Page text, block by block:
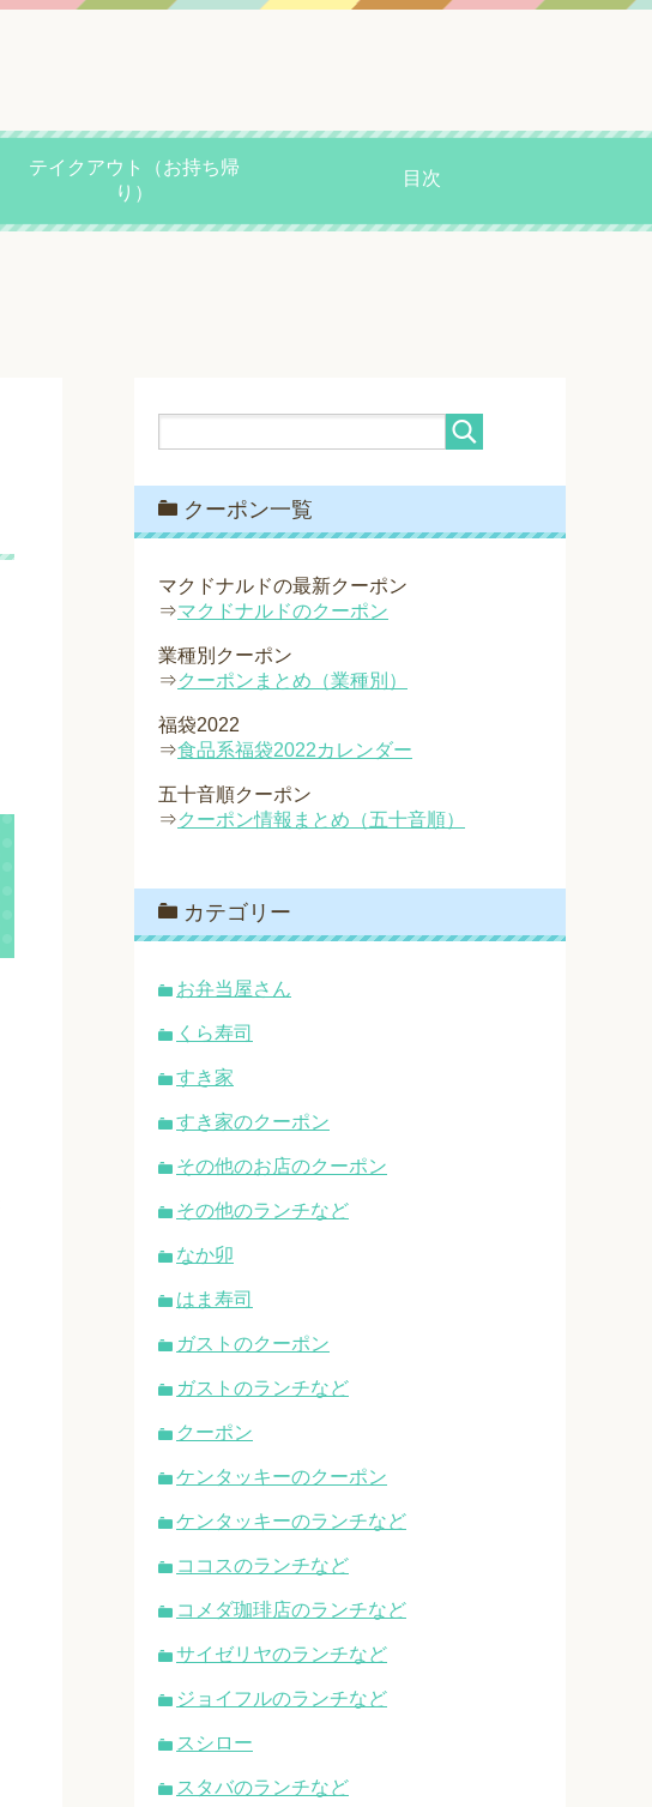
テイクアウト（お持ち帰
り）
目次
クーポン一覧
マクドナルドの最新クーポン
⇒マクドナルドのクーポン
業種別クーポン
⇒クーポンまとめ（業種別）
福袋2022
⇒食品系福袋2022カレンダー
五十音順クーポン
⇒クーポン情報まとめ（五十音順）
カテゴリー
お弁当屋さん
くら寿司
すき家
すき家のクーポン
その他のお店のクーポン
その他のランチなど
なか卯
はま寿司
ガストのクーポン
ガストのランチなど
クーポン
ケンタッキーのクーポン
ケンタッキーのランチなど
ココスのランチなど
コメダ珈琲店のランチなど
サイゼリヤのランチなど
ジョイフルのランチなど
スシロー
スタバのランチなど